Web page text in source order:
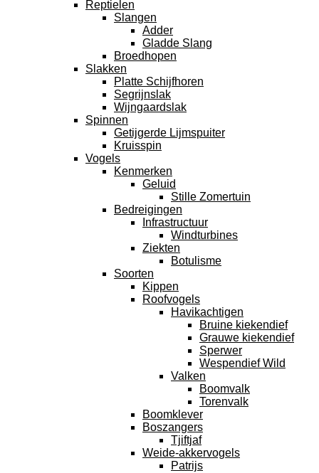
Reptielen
Slangen
Adder
Gladde Slang
Broedhopen
Slakken
Platte Schijfhoren
Segrijnslak
Wijngaardslak
Spinnen
Getijgerde Lijmspuiter
Kruisspin
Vogels
Kenmerken
Geluid
Stille Zomertuin
Bedreigingen
Infrastructuur
Windturbines
Ziekten
Botulisme
Soorten
Kippen
Roofvogels
Havikachtigen
Bruine kiekendief
Grauwe kiekendief
Sperwer
Wespendief Wild
Valken
Boomvalk
Torenvalk
Boomklever
Boszangers
Tjiftjaf
Weide-akkervogels
Patrijs